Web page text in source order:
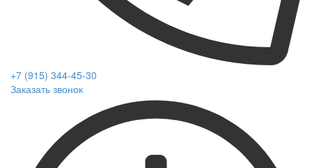
+7 (915) 344-45-30
Заказать звонок